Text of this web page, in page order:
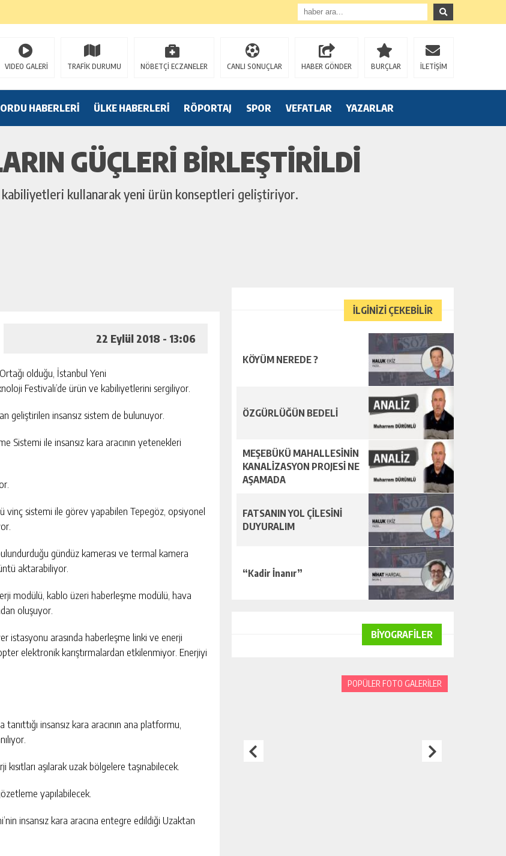
VIDEO GALERİ TRAFİK DURUMU NÖBETÇİ ECZANELER CANLI SONUÇLAR HABER GÖNDER BURÇLAR İLETİŞİM
ORDU HABERLERİ ÜLKE HABERLERİ RÖPORTAJ SPOR VEFATLAR YAZARLAR
GÜÇLERI BIRLEŞTIRILDI
kabiliyetleri kullanarak yeni ürün konseptleri geliştiriyor.
22 Eylül 2018 - 13:06
olduğu, İstanbul Yeni
Festivali’de ürün ve kabiliyetlerini sergiliyor.
geliştirilen insansız sistem de bulunuyor.
Sistemi ile insansız kara aracının yetenekleri
sistemi ile görev yapabilen Tepegöz, opsiyonel
gündüz kamerası ve termal kamera
aktarabiliyor.
modülü, kablo üzeri haberleşme modülü, hava
oluşuyor.
istasyonu arasında haberleşme linki ve enerji
elektronik karıştırmalardan etkilenmiyor. Enerjiyi
insansız kara aracının ana platformu,
aşılarak uzak bölgelere taşınabilecek.
yapılabilecek.
insansız kara aracına entegre edildiği Uzaktan
İLGİNİZİ ÇEKEBİLİR
KÖYÜM NEREDE ?
ÖZGÜRLÜĞÜN BEDELİ
MEŞEBÜKÜ MAHALLESİNİN
KANALİZASYON PROJESİ NE
AŞAMADA
FATSANIN YOL ÇİLESİNİ
DUYURALIM
“Kadir İnanır”
BİYOGRAFİLER
POPÜLER FOTO GALERİLER